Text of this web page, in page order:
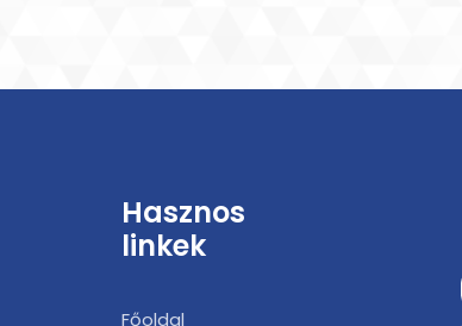
Hasznos
linkek
Főoldal